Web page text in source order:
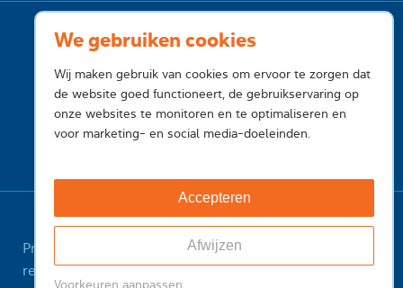
We gebruiken cookies
Wij maken gebruik van cookies om ervoor te zorgen dat
de website goed functioneert, de gebruikservaring op
onze websites te monitoren en te optimaliseren en
voor marketing- en social media-doeleinden.
Accepteren
Afwijzen
Voorkeuren aanpassen
Privacy Voorwaarden
registry
Feedback Sitemap
ICANN Registrant